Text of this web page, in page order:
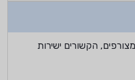
הקשורים ישירות